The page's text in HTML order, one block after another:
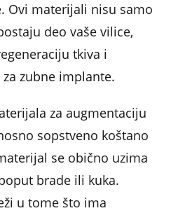
Ovi materijali nisu samo
deo vaše vilice,
tkiva i
zubne implante.
za augmentaciju
sopstveno koštano
se obično uzima
brade ili kuka.
u tome što ima